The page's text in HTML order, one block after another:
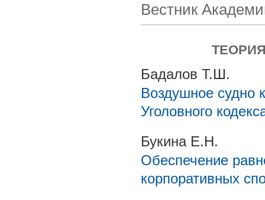
Вестник
Бадалов Т.Ш.
Воздушное судно
Уголовного
Букина Е.Н.
Обеспечение
корпоративных